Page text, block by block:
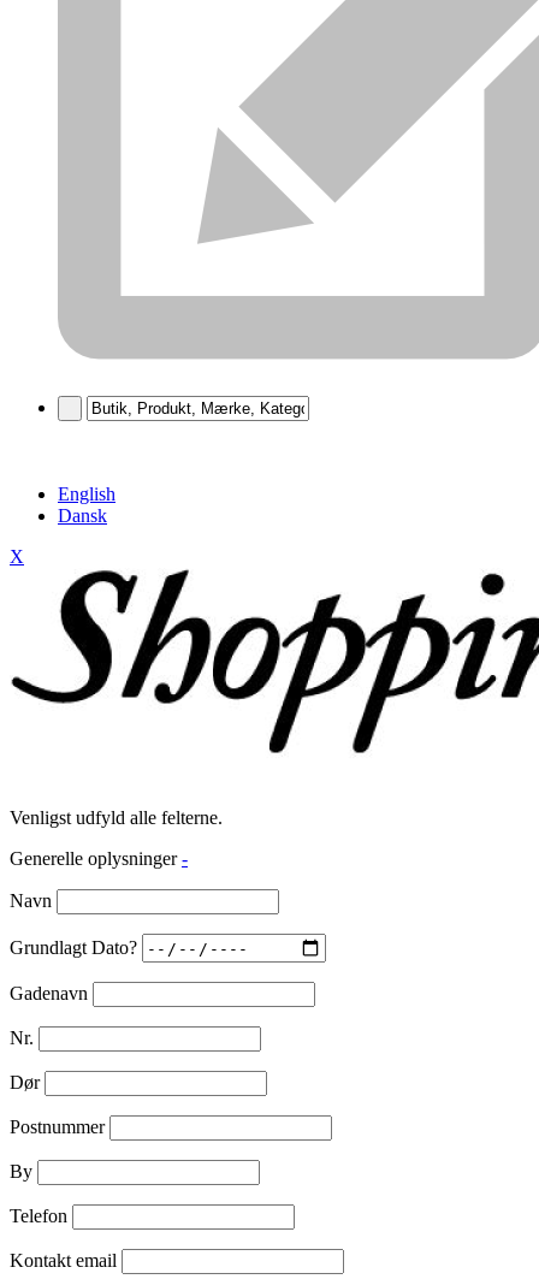
English
Dansk
X
Venligst udfyld alle felterne.
Generelle oplysninger -
Navn
Grundlagt Dato?
Gadenavn
Nr.
Dør
Postnummer
By
Telefon
Kontakt email